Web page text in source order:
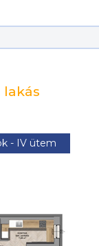
lakás
- IV ütem